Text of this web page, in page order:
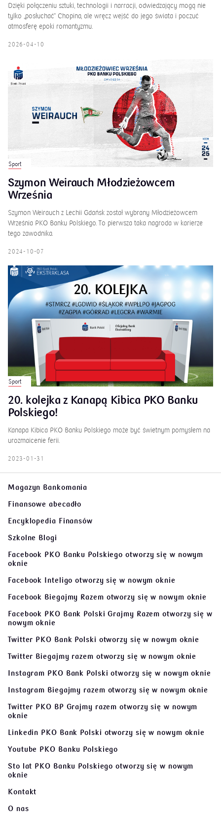
Dzięki połączeniu sztuki, technologii i narracji, odwiedzający mogą nie
tylko „posłuchać” Chopina, ale wręcz wejść do jego świata i poczuć
atmosferę epoki romantyzmu.
2026-04-10
Sport
Szymon Weirauch Młodzieżowcem
Września
Szymon Weirauch z Lechii Gdańsk został wybrany Młodzieżowcem
Września PKO Banku Polskiego. To pierwsza taka nagroda w karierze
tego zawodnika.
2024-10-07
Sport
20. kolejka z Kanapą Kibica PKO Banku
Polskiego!
Kanapa Kibica PKO Banku Polskiego może być świetnym pomysłem na
urozmaicenie ferii.
2023-01-31
Magazyn Bankomania
Finansowe abecadło
Encyklopedia Finansów
Szkolne Blogi
Facebook PKO Banku Polskiego otworzy się w nowym
oknie
Facebook Inteligo otworzy się w nowym oknie
Facebook Biegajmy Razem otworzy się w nowym oknie
Facebook PKO Bank Polski Grajmy Razemotworzy się w
nowym oknie
Twitter PKO Bank Polski otworzy się w nowym oknie
Twitter Biegajmy razem otworzy się w nowym oknie
Instagram PKO Bank Polski otworzy się w nowym oknie
Instagram Biegajmy razem otworzy się w nowym oknie
Twitter PKO BP Grajmy razem otworzy się w nowym
oknie
Linkedin PKO Bank Polski otworzy się w nowym oknie
Youtube PKO Banku Polskiego
Sto lat PKO Banku Polskiego otworzy się w nowym
oknie
Kontakt
O nas